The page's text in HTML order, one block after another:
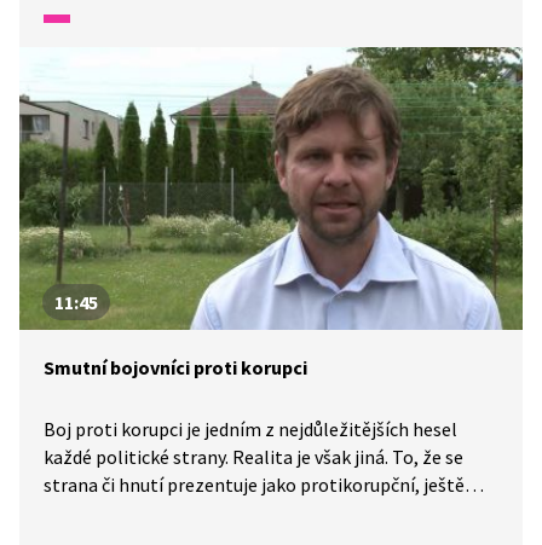
11:45
Smutní bojovníci proti korupci
Boj proti korupci je jedním z nejdůležitějších hesel
každé politické strany. Realita je však jiná. To, že se
strana či hnutí prezentuje jako protikorupční, ještě